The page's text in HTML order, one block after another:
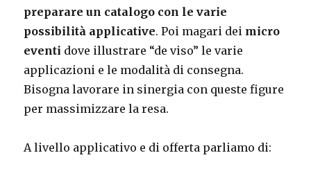
preparare un catalogo con le varie
possibilità applicative. Poi magari dei micro
eventi dove illustrare “de viso” le varie
applicazioni e le modalità di consegna.
Bisogna lavorare in sinergia con queste figure
per massimizzare la resa.
A livello applicativo e di offerta parliamo di: